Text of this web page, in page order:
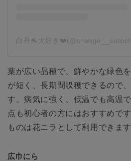
葉が広い品種で、鮮やかな緑色
が短く、長期間収穫できるので
す。病気に強く、低温でも高温
点も初心者の方にはおすすめで
ものは花ニラとして利用できます
広巾にら